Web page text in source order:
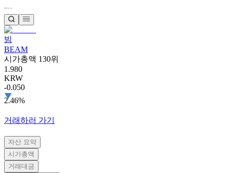
빔
BEAM
시가총액 130위
1.980
KRW
-0.050
2.46%
거래하러 가기
자산 요약
시가총액
거래대금